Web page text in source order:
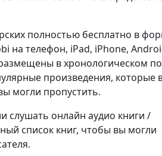
полностью бесплатно в
на телефон, iPad, iPhone,
в хронологическом
произведения, которые
могли пропустить.
слушать онлайн аудио книги /
список книг, чтобы вы могли